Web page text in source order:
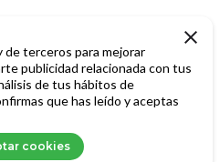
de terceros para mejorar
publicidad relacionada con tus
de tus hábitos de
que has leído y aceptas
cookies